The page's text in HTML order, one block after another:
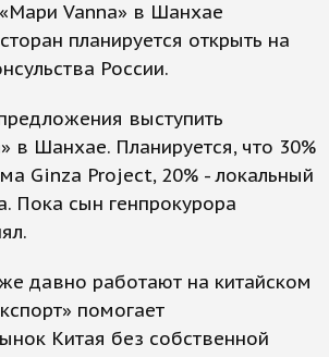
Vanna» в Шанхае
планируется открыть на
России.
выступить
в Шанхае. Планируется, что 30%
Ginza Project, 20% - локальный
Пока сын генпрокурора
давно работают на китайском
помогает
Китая без собственной